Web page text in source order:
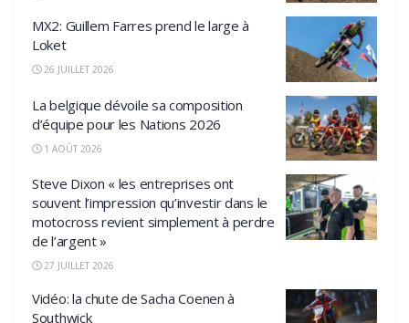
MX2: Guillem Farres prend le large à
Loket
26 JUILLET 2026
La belgique dévoile sa composition
d’équipe pour les Nations 2026
1 AOÛT 2026
Steve Dixon « les entreprises ont
souvent l’impression qu’investir dans le
motocross revient simplement à perdre
de l’argent »
27 JUILLET 2026
Vidéo: la chute de Sacha Coenen à
Southwick